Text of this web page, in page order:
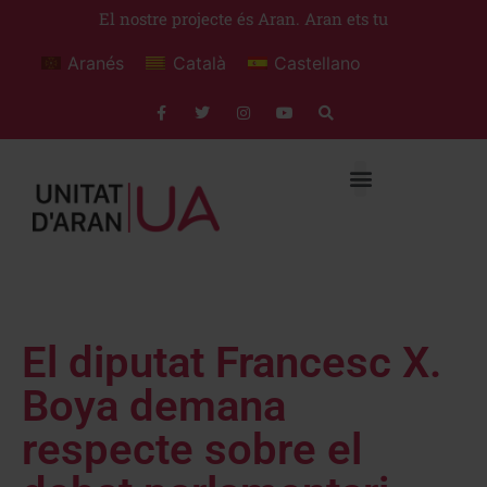
El nostre projecte és Aran. Aran ets tu
Aranés Català Castellano
El diputat Francesc X.
Boya demana
respecte sobre el